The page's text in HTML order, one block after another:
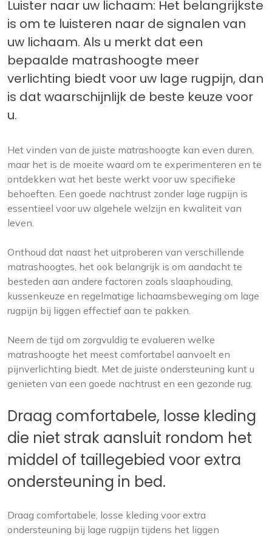
Luister naar uw lichaam: Het belangrijkste
is om te luisteren naar de signalen van
uw lichaam. Als u merkt dat een
bepaalde matrashoogte meer
verlichting biedt voor uw lage rugpijn, dan
is dat waarschijnlijk de beste keuze voor
u.
Het vinden van de juiste matrashoogte kan even duren,
maar het is de moeite waard om te experimenteren en te
ontdekken wat het beste werkt voor uw specifieke
behoeften. Een goede nachtrust zonder lage rugpijn is
essentieel voor uw algehele welzijn en kwaliteit van
leven.
Onthoud dat naast het uitproberen van verschillende
matrashoogtes, het ook belangrijk is om aandacht te
besteden aan andere factoren zoals slaaphouding,
kussenkeuze en regelmatige lichaamsbeweging om lage
rugpijn bij liggen effectief aan te pakken.
Neem de tijd om zorgvuldig te evalueren welke
matrashoogte het meest comfortabel aanvoelt en
pijnverlichting biedt. Met de juiste ondersteuning kunt u
genieten van een goede nachtrust en een gezonde rug.
Draag comfortabele, losse kleding
die niet strak aansluit rondom het
middel of taillegebied voor extra
ondersteuning in bed.
Draag comfortabele, losse kleding voor extra
ondersteuning bij lage rugpijn tijdens het liggen